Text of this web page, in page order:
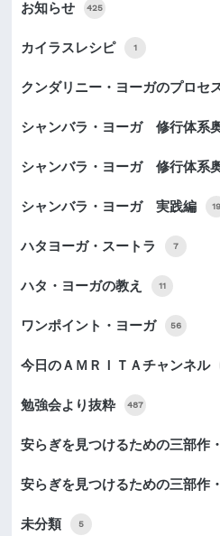
お知らせ 425
カイラスレシピ 1
クンダリニー・ヨーガのプロセ
シャンバラ・ヨーガ 修行体系
シャンバラ・ヨーガ 修行体系
シャンバラ・ヨーガ 実践編 19
ハタヨーガ・スートラ 7
ハタ・ヨーガの教え 11
ワンポイント・ヨーガ 56
今日のＡＭＲＩＴＡチャンネル
勉強会より抜粋 487
安らぎを見つけるための三部作
安らぎを見つけるための三部作
未分類 5